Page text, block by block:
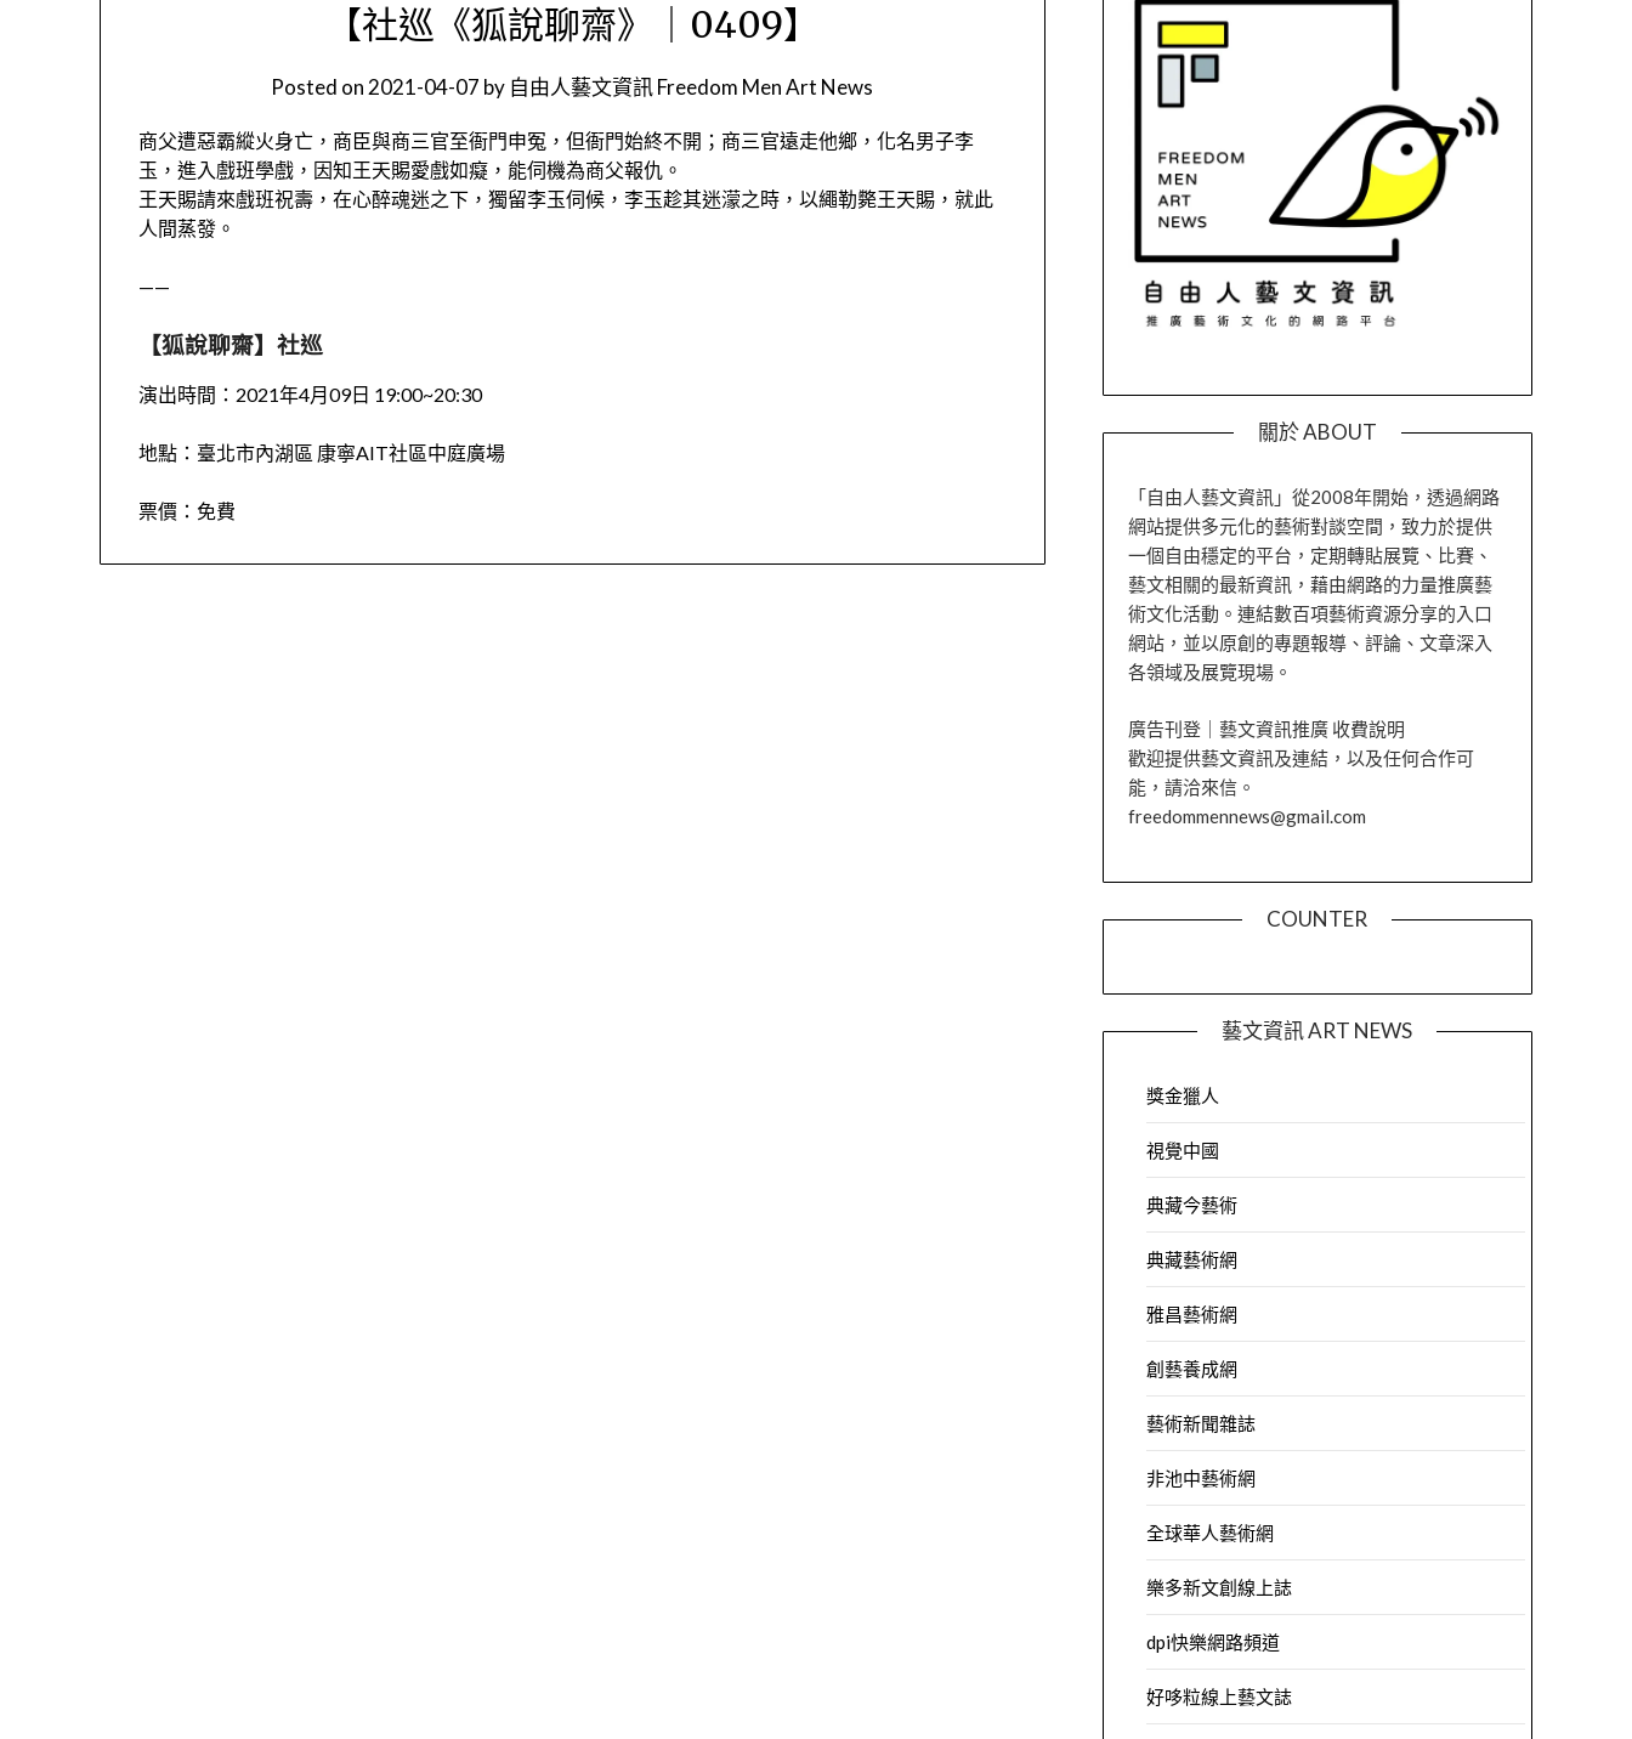
【社巡《狐說聊齋》｜0409】
Posted on2021-04-07 by 自由人藝文資訊 Freedom Men Art News
商父遭惡霸縱火身亡，商臣與商三官至衙門申冤，但衙門始終不開；商三官遠走他鄉，化名男子李
玉，進入戲班學戲，因知王天賜愛戲如癡，能伺機為商父報仇。
王天賜請來戲班祝壽，在心醉魂迷之下，獨留李玉伺候，李玉趁其迷濛之時，以繩勒斃王天賜，就此
人間蒸發。
——
【狐說聊齋】社巡
演出時間： 2021年4月09日 19:00~20:30
地點：臺北市內湖區 康寧AIT社區中庭廣場
票價：免費
關於 ABOUT
「自由人藝文資訊」從2008年開始，透過網路
網站提供多元化的藝術對談空間，致力於提供
一個自由穩定的平台，定期轉貼展覽、比賽、
藝文相關的最新資訊，藉由網路的力量推廣藝
術文化活動。連結數百項藝術資源分享的入口
網站，並以原創的專題報導、評論、文章深入
各領域及展覽現場。
廣告刊登｜藝文資訊推廣 收費說明
歡迎提供藝文資訊及連結，以及任何合作可
能，請洽來信。
freedommennews@gmail.com
COUNTER
藝文資訊 ART NEWS
獎金獵人
視覺中國
典藏今藝術
典藏藝術網
雅昌藝術網
創藝養成網
藝術新聞雜誌
非池中藝術網
全球華人藝術網
樂多新文創線上誌
dpi快樂網路頻道
好哆粒線上藝文誌